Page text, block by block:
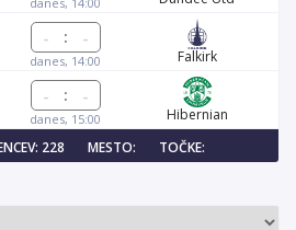
:
danes, 14:00 Falkirk
:
danes, 15:00
Hibernian
228
MESTO: TOČKE: